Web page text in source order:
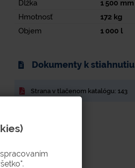
Dĺžka
1 500 mm
Hmotnosť
172 kg
Objem
1 000 l
Dokumenty k stiahnutiu
Strana v tlačenom katalógu: 143